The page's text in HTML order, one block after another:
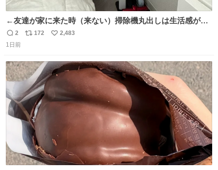
←友達が家に来た時（来ない）掃除機丸出しは生活感が出
てかっこ悪いなぁ →せや
返
信
2
リ
ト
数
172
い
数
2,483
1日前